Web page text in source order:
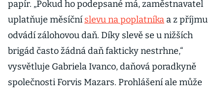
papír. „Pokud ho podepsané má, zaměstnavatel
uplatňuje měsíční slevu na poplatníka a z příjmu
odvádí zálohovou daň. Díky slevě se u nižších
brigád často žádná daň fakticky nestrhne,“
vysvětluje Gabriela Ivanco, daňová poradkyně
společnosti Forvis Mazars. Prohlášení ale může